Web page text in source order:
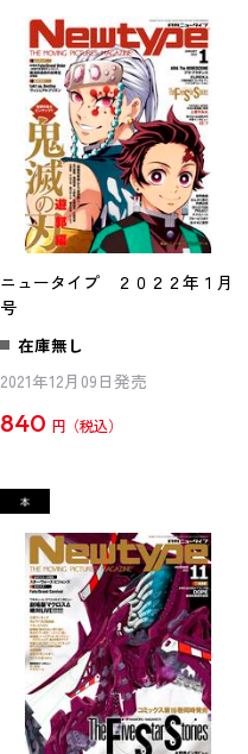
ニュータイプ ２０２２年１月
号
在庫無し
2021年12月09日発売
840 円